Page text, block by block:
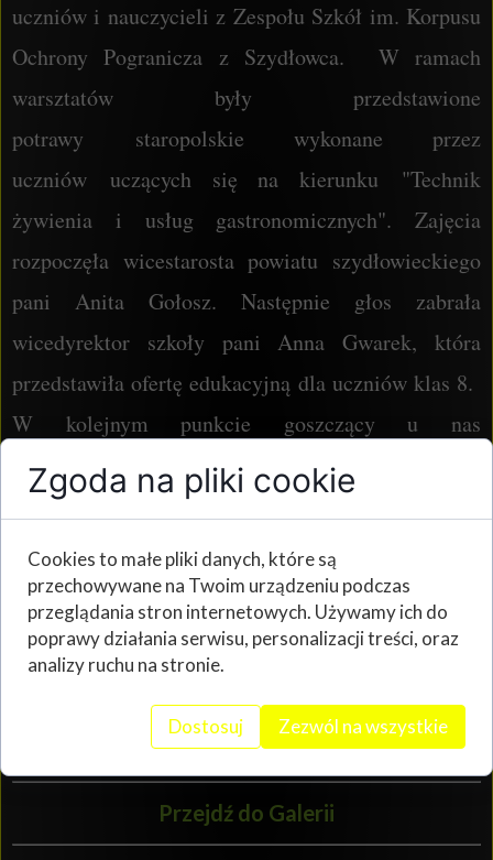
uczniów i nauczycieli z Zespołu Szkół im. Korpusu
Ochrony Pogranicza z Szydłowca. W ramach
warsztatów były przedstawione
potrawy staropolskie wykonane przez
uczniów uczących się na kierunku "Technik
żywienia i usług gastronomicznych". Zajęcia
rozpoczęła wicestarosta powiatu szydłowieckiego
pani Anita Gołosz. Następnie głos zabrała
wicedyrektor szkoły pani Anna Gwarek, która
przedstawiła ofertę edukacyjną dla uczniów klas 8.
W kolejnym punkcie goszczący u nas
uczniowie zaprezentowali tradycje kulinarne i
potrawy, które wszyscy mogli podziwiać na
przygotowanym, suto zastawionym stole.
Najprzyjemniejszą częścią była oczywiście
degustacja potraw jak również nauka lepienia
pierogów. Zajęcia umilały utwory grane na
skrzypcach przez uczennicę z ZSOP. Wszystkie
potrawy były bardzo smaczne, dziękujemy.
Przejdź do Galerii
Zgoda na pliki cookie
Cookies to małe pliki danych, które są
przechowywane na Twoim urządzeniu podczas
przeglądania stron internetowych. Używamy ich do
poprawy działania serwisu, personalizacji treści, oraz
analizy ruchu na stronie.
Dostosuj Zezwól na wszystkie